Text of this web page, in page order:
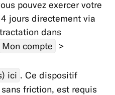
pouvez exercer votre
jours directement via
dans
Mon compte >
ici . Ce dispositif
friction, est requis